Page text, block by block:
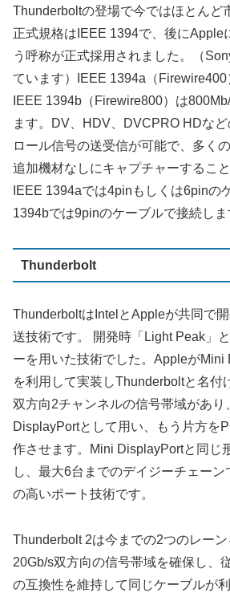
Thunderboltの登場で今ではほとんど
正式規格はIEEE 1394で、後にApple
う呼称が正式採用されました。（
ています）IEEE 1394a（Firewire400
IEEE 1394b（Firewire800）は
ます。DV、HDV、DVCPRO HDな
ロール信号の送受信が可能で、多く
追加機材なしにキャプチャーするこ
IEEE 1394aでは4pinもしくは6pinの
1394bでは9pinのケーブルで接続しま
Thunderbolt
ThunderboltはIntelとAppleが共同で
送技術です。 開発時「Light Peak」
ーを用いた技術でした。AppleがMini
を利用して実装しThunderboltと名付
双方向2チャンネルの信号帯域があり
DisplayPortとして用い、もう片方を
作させます。Mini DisplayPortと同じ
し、最大6台までのデイジーチェー
の高いポート技術です。
Thunderbolt 2は今までの2つのレーン
20Gb/s双方向の信号帯域を確保し、
の互換性を維持して同じケーブルが